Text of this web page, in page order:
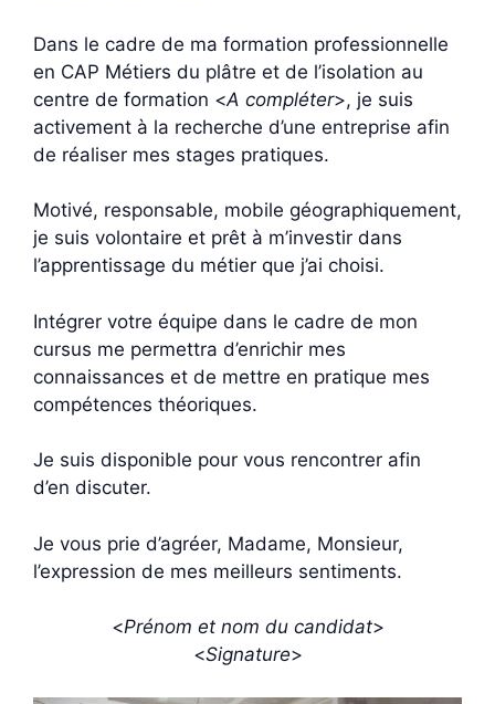
Dans le cadre de ma formation professionnelle
en CAP Métiers du plâtre et de l’isolation au
centre de formation <A compléter>, je suis
activement à la recherche d’une entreprise afin
de réaliser mes stages pratiques.
Motivé, responsable, mobile géographiquement,
je suis volontaire et prêt à m’investir dans
l’apprentissage du métier que j’ai choisi.
Intégrer votre équipe dans le cadre de mon
cursus me permettra d’enrichir mes
connaissances et de mettre en pratique mes
compétences théoriques.
Je suis disponible pour vous rencontrer afin
d’en discuter.
Je vous prie d’agréer, Madame, Monsieur,
l’expression de mes meilleurs sentiments.
<Prénom et nom du candidat>
<Signature>